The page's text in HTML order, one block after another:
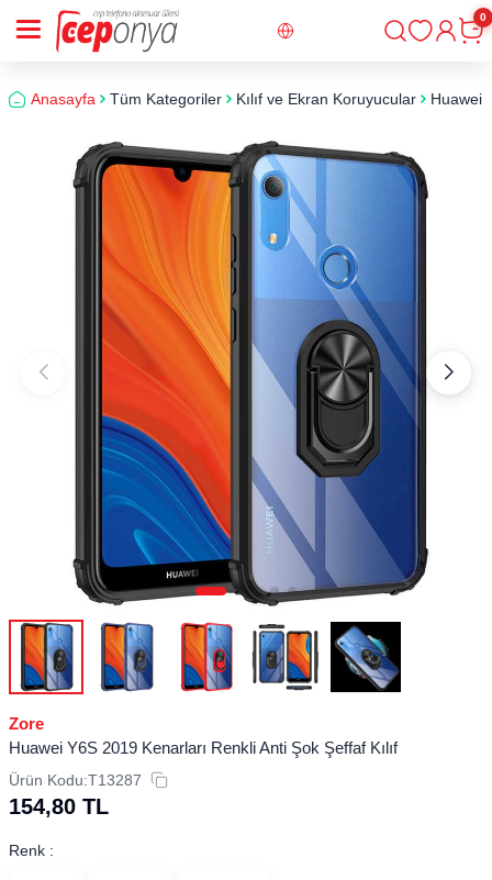
Giriş
0
Anasayfa Tüm Kategoriler Kılıf ve Ekran Koruyucular Huawei
Zore
Huawei Y6S 2019 Kenarları Renkli Anti Şok Şeffaf Kılıf
Ürün Kodu:T13287
154,80 TL
Renk :